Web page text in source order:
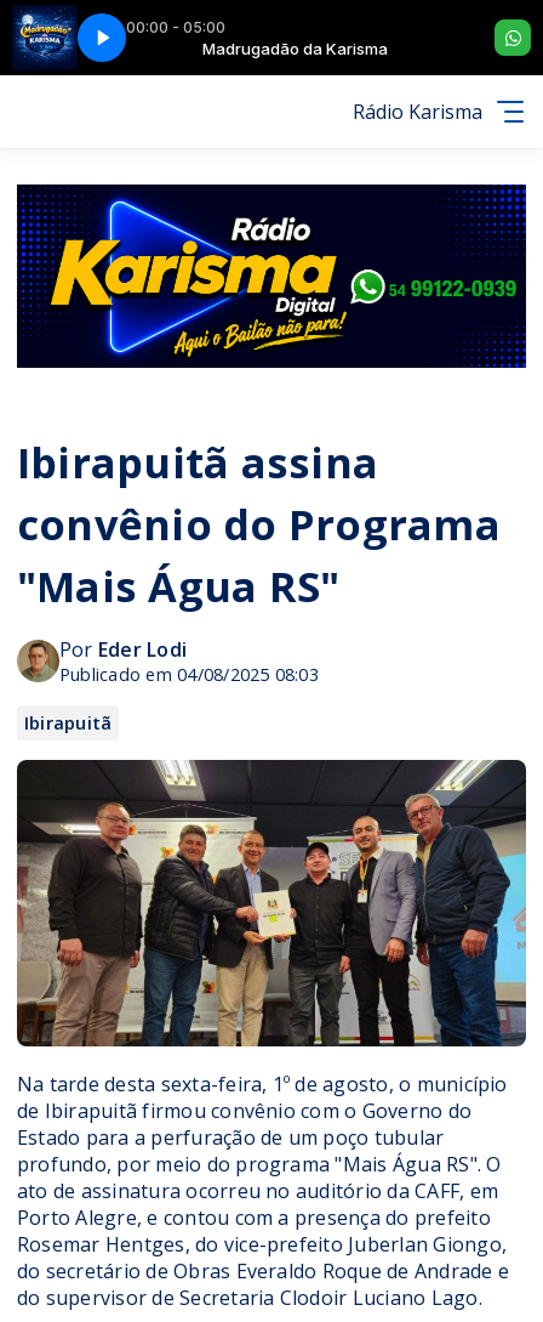
00:00 - 05:00
Madrugadão da Karisma
HAWAÍ DE PF - A CARTA
Rádio Karisma
Ibirapuitã assina
convênio do Programa
"Mais Água RS"
Por Eder Lodi
Publicado em 04/08/2025 08:03
Ibirapuitã
Na tarde desta sexta-feira, 1º de agosto, o município
de Ibirapuitã firmou convênio com o Governo do
Estado para a perfuração de um poço tubular
profundo, por meio do programa "Mais Água RS". O
ato de assinatura ocorreu no auditório da CAFF, em
Porto Alegre, e contou com a presença do prefeito
Rosemar Hentges, do vice-prefeito Juberlan Giongo,
do secretário de Obras Everaldo Roque de Andrade e
do supervisor de Secretaria Clodoir Luciano Lago.